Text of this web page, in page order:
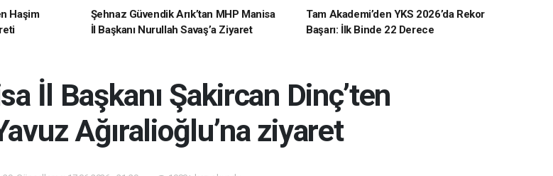
Haşim
Şehnaz Güvendik Arık’tan MHP Manisa
İl Başkanı Nurullah Savaş’a Ziyaret
Tam Akademi’den YKS 2026’da Rekor
Başarı: İlk Binde 22 Derece
İl Başkanı Şakircan Dinç’ten
Ağıralioğlu’na ziyaret